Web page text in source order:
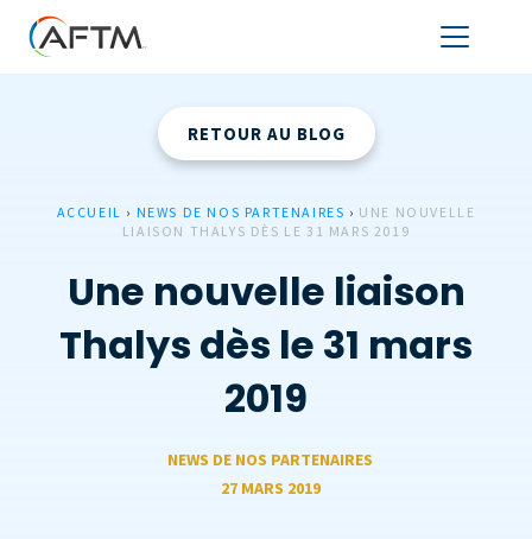
RETOUR AU BLOG
ACCUEIL › NEWS DE NOS PARTENAIRES › UNE NOUVELLE
LIAISON THALYS DÈS LE 31 MARS 2019
Une nouvelle liaison
Thalys dès le 31 mars
2019
NEWS DE NOS PARTENAIRES
27 MARS 2019